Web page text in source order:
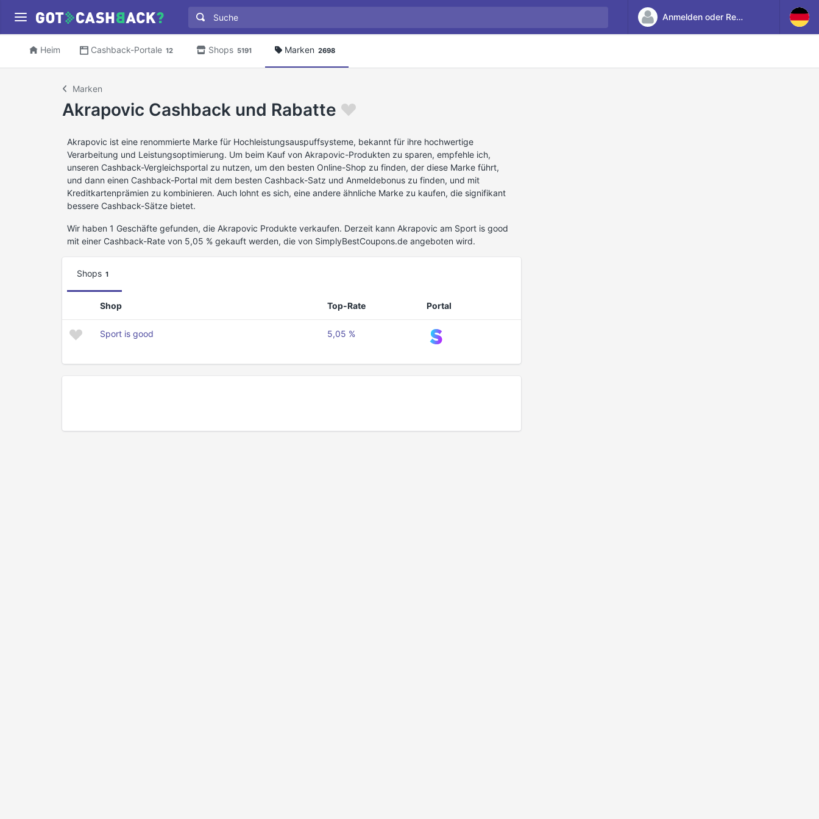
Anmelden oder Registrieren
Heim Cashback-Portale 12 Shops 5191 Marken 2698
Marken
Akrapovic Cashback und Rabatte
Akrapovic ist eine renommierte Marke für Hochleistungsauspuffsysteme, bekannt für ihre hochwertige
Verarbeitung und Leistungsoptimierung. Um beim Kauf von Akrapovic-Produkten zu sparen, empfehle ich,
unseren Cashback-Vergleichsportal zu nutzen, um den besten Online-Shop zu finden, der diese Marke führt,
und dann einen Cashback-Portal mit dem besten Cashback-Satz und Anmeldebonus zu finden, und mit
Kreditkartenprämien zu kombinieren. Auch lohnt es sich, eine andere ähnliche Marke zu kaufen, die signifikant
bessere Cashback-Sätze bietet.
Wir haben 1 Geschäfte gefunden, die Akrapovic Produkte verkaufen. Derzeit kann Akrapovic am Sport is good
mit einer Cashback-Rate von 5,05 % gekauft werden, die von SimplyBestCoupons.de angeboten wird.
Shops 1
Shop Top-Rate Portal
Sport is good 5,05 %